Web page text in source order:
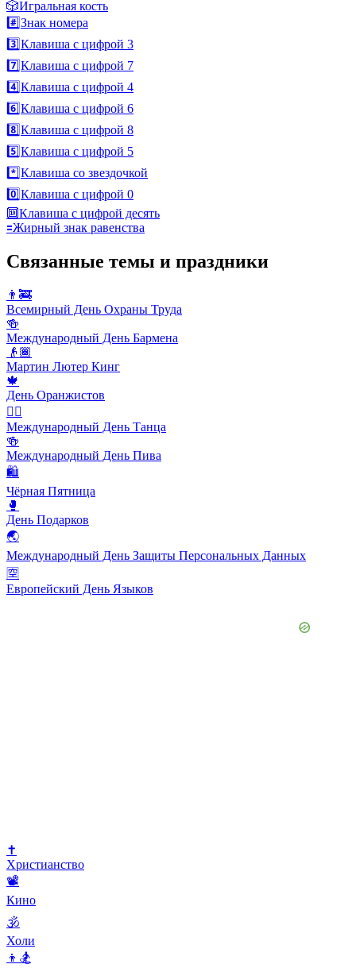
🎲Игральная кость
#️⃣Знак номера
3️⃣Клавиша с цифрой 3
7️⃣Клавиша с цифрой 7
4️⃣Клавиша с цифрой 4
6️⃣Клавиша с цифрой 6
8️⃣Клавиша с цифрой 8
5️⃣Клавиша с цифрой 5
*️⃣Клавиша со звездочкой
0️⃣Клавиша с цифрой 0
🔟Клавиша с цифрой десять
🟰Жирный знак равенства
Связанные темы и праздники
👨‍🚒
Всемирный День Охраны Труда
🍻
Международный День Бармена
👴🏾
Мартин Лютер Кинг
🍁
День Оранжистов
👯‍♀️
Международный День Танца
🍻
Международный День Пива
🛍
Чёрная Пятница
🥊
День Подарков
🌏
Международный День Защиты Персональных Данных
🈳
Европейский День Языков
✝️
Христианство
📽
Кино
🕉
Холи
👦🏂